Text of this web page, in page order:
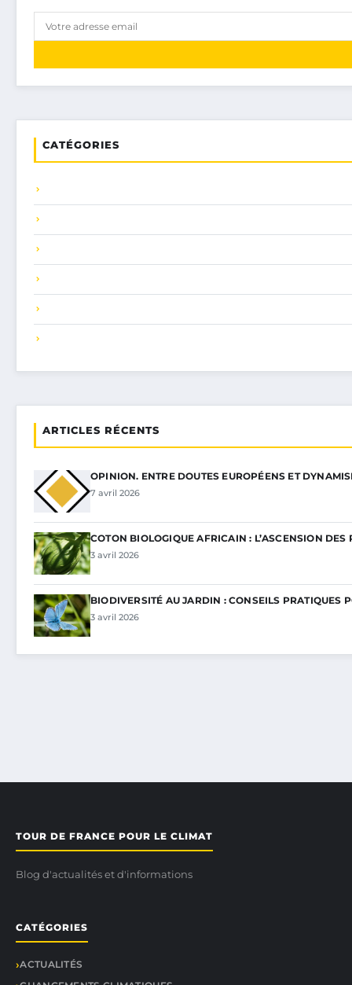
CATÉGORIES
ARTICLES RÉCENTS
OPINION. ENTRE DOUTES EUROPÉENS ET
7 avril 2026
COTON BIOLOGIQUE AFRICAIN : L’ASCENSION DES
3 avril 2026
BIODIVERSITÉ AU JARDIN : CONSEILS PRATIQUES
3 avril 2026
TOUR DE FRANCE POUR LE CLIMAT
Blog d'actualités et d'informations
CATÉGORIES
ACTUALITÉS